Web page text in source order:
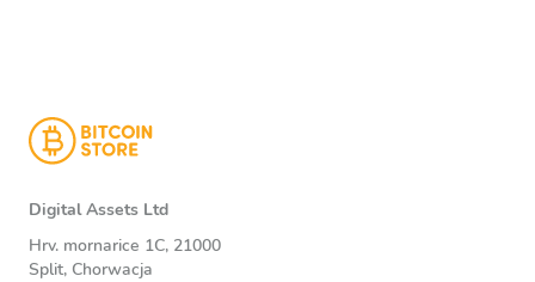
Digital Assets Ltd
Hrv. mornarice 1C, 21000
Split, Chorwacja